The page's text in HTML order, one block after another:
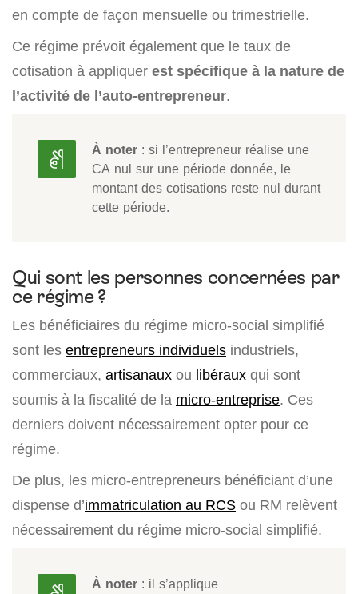
en compte de façon mensuelle ou trimestrielle.
Ce régime prévoit également que le taux de
cotisation à appliquer est spécifique à la nature de
l’activité de l’auto-entrepreneur.
À noter : si l’entrepreneur réalise une
CA nul sur une période donnée, le
montant des cotisations reste nul durant
cette période.
Qui sont les personnes concernées par
ce régime ?
Les bénéficiaires du régime micro-social simplifié
sont les entrepreneurs individuels industriels,
commerciaux, artisanaux ou libéraux qui sont
soumis à la fiscalité de la micro-entreprise. Ces
derniers doivent nécessairement opter pour ce
régime.
De plus, les micro-entrepreneurs bénéficiant d’une
dispense d’immatriculation au RCS ou RM relèvent
nécessairement du régime micro-social simplifié.
À noter : il s’applique